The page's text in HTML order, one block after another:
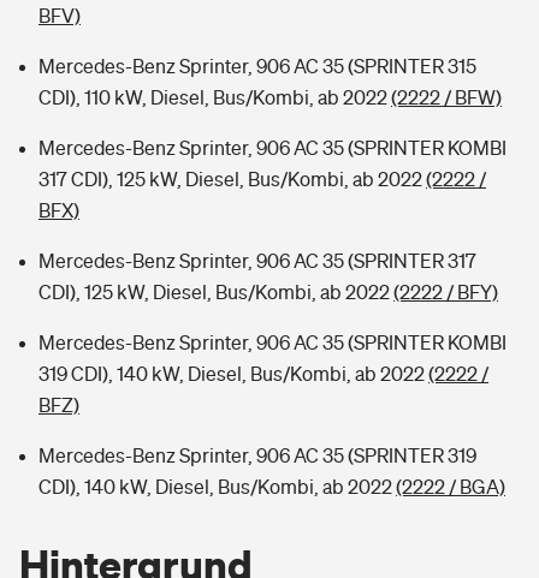
BFV)
Mercedes-Benz Sprinter, 906 AC 35 (SPRINTER 315
CDI), 110 kW, Diesel, Bus/Kombi, ab 2022(2222 / BFW)
Mercedes-Benz Sprinter, 906 AC 35 (SPRINTER KOMBI
317 CDI), 125 kW, Diesel, Bus/Kombi, ab 2022(2222 /
BFX)
Mercedes-Benz Sprinter, 906 AC 35 (SPRINTER 317
CDI), 125 kW, Diesel, Bus/Kombi, ab 2022(2222 / BFY)
Mercedes-Benz Sprinter, 906 AC 35 (SPRINTER KOMBI
319 CDI), 140 kW, Diesel, Bus/Kombi, ab 2022(2222 /
BFZ)
Mercedes-Benz Sprinter, 906 AC 35 (SPRINTER 319
CDI), 140 kW, Diesel, Bus/Kombi, ab 2022(2222 / BGA)
Hintergrund